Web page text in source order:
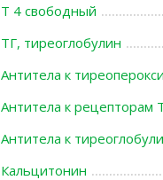
Т 4 свободный
ТГ, тиреоглобулин
Антитела к
Антитела к рецепторам
Антитела к
Кальцитонин